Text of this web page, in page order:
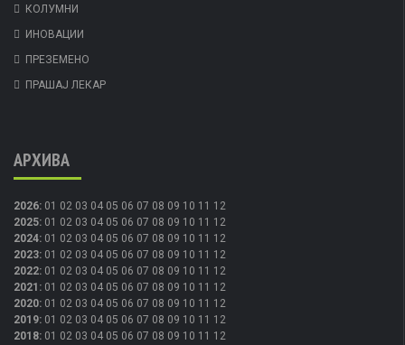
КОЛУМНИ
ИНОВАЦИИ
ПРЕЗЕМЕНО
ПРАШАЈ ЛЕКАР
АРХИВА
2026: 01 02 03 04 05 06 07 08 09 10 11 12
2025: 01 02 03 04 05 06 07 08 09 10 11 12
2024: 01 02 03 04 05 06 07 08 09 10 11 12
2023: 01 02 03 04 05 06 07 08 09 10 11 12
2022: 01 02 03 04 05 06 07 08 09 10 11 12
2021 : 01 02 03 04 05 06 07 08 09 10 11 12
2020: 01 02 03 04 05 06 07 08 09 10 11 12
2019: 01 02 03 04 05 06 07 08 09 10 11 12
2018: 01 02 03 04 05 06 07 08 09 10 11 12